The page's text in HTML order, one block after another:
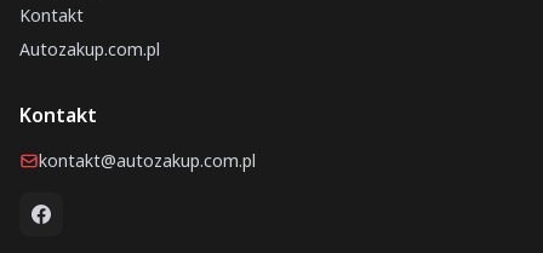
Kontakt
Autozakup.com.pl
Kontakt
kontakt@autozakup.com.pl